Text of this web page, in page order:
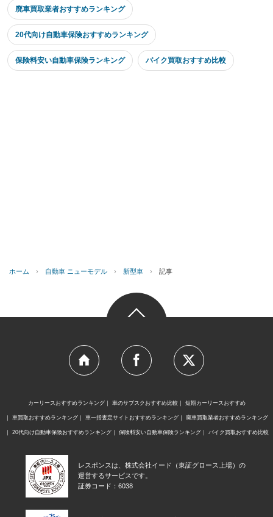
廃車買取業者おすすめランキング
20代向け自動車保険おすすめランキング
保険料安い自動車保険ランキング バイク買取おすすめ比較
ホーム › 自動車 ニューモデル › 新型車 › 記事
カーリースおすすめランキング 車のサブスクおすすめ比較 短期カーリースおすすめ
車買取おすすめランキング 車一括査定サイトおすすめランキング 廃車買取業者おすすめランキング
20代向け自動車保険おすすめランキング 保険料安い自動車保険ランキング バイク買取おすすめ比較
レスポンスは、株式会社イード（東証グロース上場）の
運営するサービスです。
証券コード：6038